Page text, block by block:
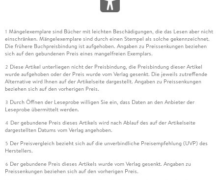
1 Mängelexemplare sind Bücher mit leichten Beschädigungen, die das Lesen aber nicht
einschränken. Mängelexemplare sind durch einen Stempel als solche gekennzeichnet.
Die frühere Buchpreisbindung ist aufgehoben. Angaben zu Preissenkungen beziehen
sich auf den gebundenen Preis eines mangelfreien Exemplars.
2 Diese Artikel unterliegen nicht der Preisbindung, die Preisbindung dieser Artikel
wurde aufgehoben oder der Preis wurde vom Verlag gesenkt. Die jeweils zutreffende
Alternative wird Ihnen auf der Artikelseite dargestellt. Angaben zu Preissenkungen
beziehen sich auf den vorherigen Preis.
3 Durch Öffnen der Leseprobe willigen Sie ein, dass Daten an den Anbieter der
Leseprobe übermittelt werden.
4 Der gebundene Preis dieses Artikels wird nach Ablauf des auf der Artikelseite
dargestellten Datums vom Verlag angehoben.
5 Der Preisvergleich bezieht sich auf die unverbindliche Preisempfehlung (UVP) des
Herstellers.
6 Der gebundene Preis dieses Artikels wurde vom Verlag gesenkt. Angaben zu
Preissenkungen beziehen sich auf den vorherigen Preis.